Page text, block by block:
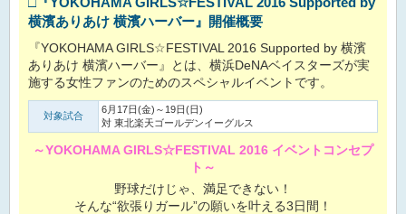
横濱ありあけ 横濱ハーバー』開催概要
『YOKOHAMA GIRLS☆FESTIVAL 2016 Supported by 横濱
ありあけ 横濱ハーバー』とは、横浜DeNAベイスターズが実
施する女性ファンのためのスペシャルイベントです。
対象試合
6月17日(金)～19日(日)
対 東北楽天ゴールデンイーグルス
～YOKOHAMA GIRLS☆FESTIVAL 2016 イベントコンセプ
ト～
野球だけじゃ、満足できない！
そんな“欲張りガール”の願いを叶える3日間！